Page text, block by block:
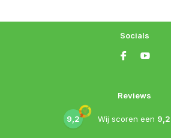
Reviews
9,2 Wij scoren een 9,2
Socials